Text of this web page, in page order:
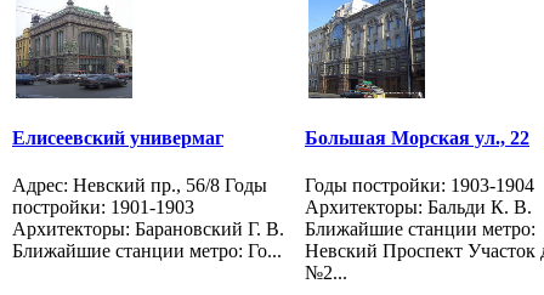
Елисеевский универмаг
Адрес: Невский пр., 56/8 Годы
постройки: 1901-1903
Архитекторы: Барановский Г. В.
Ближайшие станции метро: Го...
Большая Морская ул., 22
Годы постройки: 1903-1904
Архитекторы: Бальди К. В.
Ближайшие станции метро:
Невский Проспект Участок
№2...